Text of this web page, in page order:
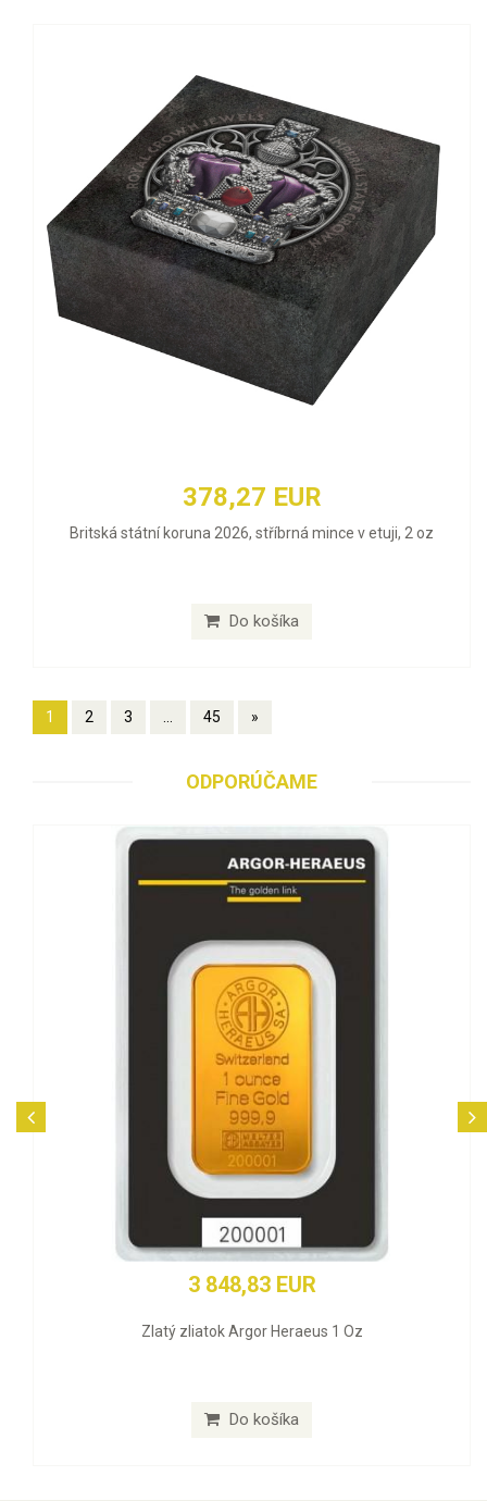
378,27 EUR
Britská státní koruna 2026, stříbrná mince v etuji, 2 oz
Do košíka
1 2 3 ... 45 »
ODPORÚČAME
3 848,83 EUR
Zlatý zliatok Argor Heraeus 1 Oz
Do košíka